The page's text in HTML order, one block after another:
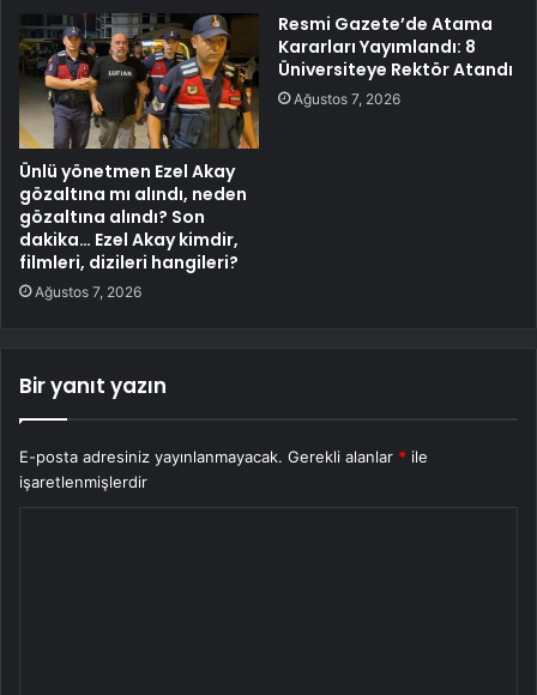
Ünlü yönetmen Ezel Akay
gözaltına mı alındı, neden
gözaltına alındı? Son
dakika… Ezel Akay kimdir,
filmleri, dizileri hangileri?
Ağustos 7, 2026
Resmi Gazete’de Atama
Kararları Yayımlandı: 8
Üniversiteye Rektör Atandı
Ağustos 7, 2026
Bir yanıt yazın
E-posta adresiniz yayınlanmayacak. Gerekli alanlar * ile
işaretlenmişlerdir